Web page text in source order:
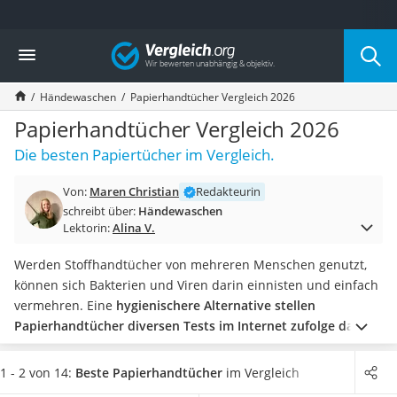
Die beliebtesten Vergleiche nach Kategorie
Wohnen
Matratzen-Topper
Matratzen
Konferenzlautsprecher
Tageslichtlampe
Badlüfter
Bürohocker
Außenleuchte mit Kamera
Akku-Tischlampe
Konferenzmikrofon
Klappmatratze
Duschkopf mit Kalkfilter
Aktenvernichter Sicherheitsstufe 4
Bettgitter
Vergleich
Händewaschen Papierhandtücher Vergleich 2026
Papierhandtücher Vergleich 2026
Die besten Papiertücher im Vergleich.
Von: Maren Christian
Redakteurin
schreibt über: Händewaschen
Lektorin:Alina V.
Werden Stoffhandtücher von mehreren Menschen genutzt,
können sich Bakterien und Viren darin einnisten und einfach
vermehren. Eine hygienischere Alternative stellen
Papierhandtücher diversen Tests im Internet zufolge dar,
die inPapierhandtuchspendernplatziert und durch Ziehen
einzeln entnommen werden können. In unserer
1 - 2 von 14: Beste Papierhandtücher im Vergleich